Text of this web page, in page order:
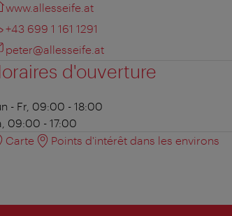
www.allesseife.at
+43 699 1 161 1291
peter@allesseife.at
d'ouverture
- Fr, 09:00 - 18:00
09:00 - 17:00
Carte
Points d'intérêt dans les environs